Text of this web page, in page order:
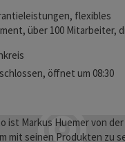
flexibles
über 100 Mitarbeiter,
– all das und mehr finden
OPTICS. Der bereits 1844
Sie echte
und noch vieles mehr...
, öffnet um 08:30